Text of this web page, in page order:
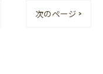
次のページ >